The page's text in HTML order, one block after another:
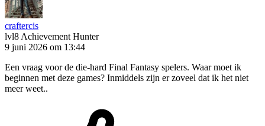
craftercis
lvl8 Achievement Hunter
9 juni 2026 om 13:44
Een vraag voor de die-hard Final Fantasy spelers. Waar moet ik
beginnen met deze games? Inmiddels zijn er zoveel dat ik het niet
meer weet..